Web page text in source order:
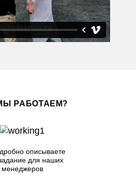
РАБОТАЕМ?
описываете
для наших
менеджеров